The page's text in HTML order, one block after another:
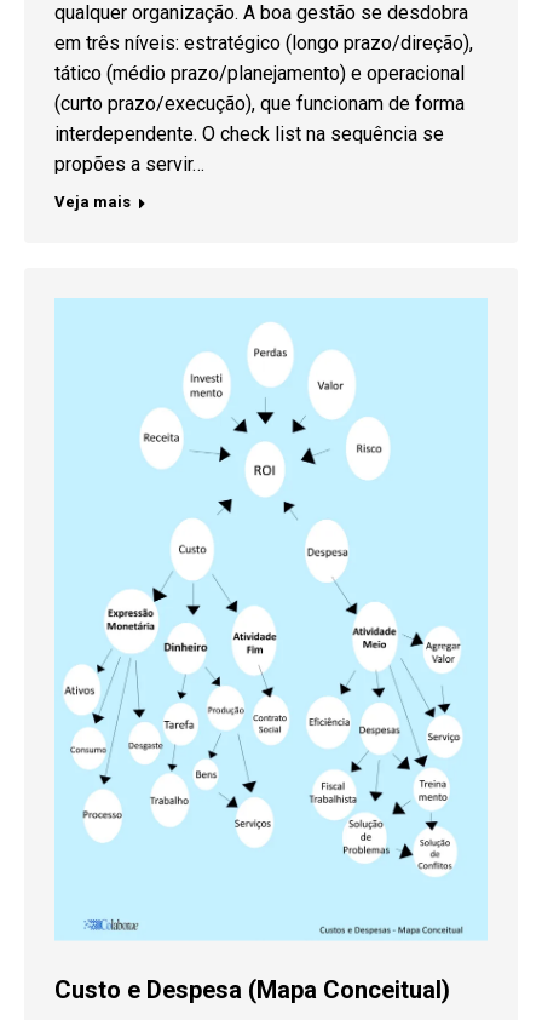
qualquer organização. A boa gestão se desdobra
em três níveis: estratégico (longo prazo/direção),
tático (médio prazo/planejamento) e operacional
(curto prazo/execução), que funcionam de forma
interdependente. O check list na sequência se
propões a servir…
Veja mais
Custo e Despesa (Mapa Conceitual)